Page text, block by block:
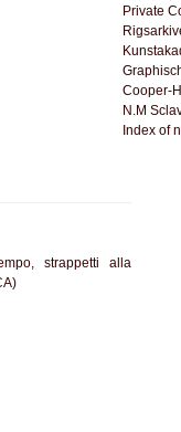
Private
Cooper-
N.M
Index of
strappetti alla